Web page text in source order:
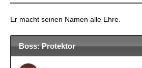
Er macht seinen Namen alle Ehre.
Boss: Protektor